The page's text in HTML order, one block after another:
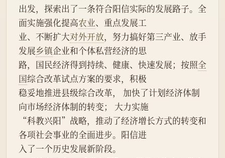
出发，探索出了一条符合阳信实际的发展路子。全
面实施强化提高农业、重点发展工
业、不断扩大对外开放，努力搞好第三产业、放手
发展乡镇企业和个体私营经济的思
路，国民经济得到持续、健康、快速发展；按照全
国综合改革试点方案的要求，积极
稳妥地推进县级综合改革， 加快了计划经济体制
向市场经济体制的转变； 大力实施
“科教兴阳”战略，推动了经济增长方式的转变和
各项社会事业的全面进步。阳信进
入了一个历史发展新阶段。